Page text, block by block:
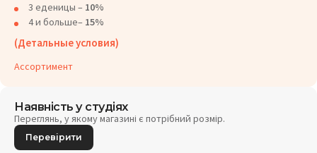
3 еденицы – 10%
4 и больше– 15%
(Детальные условия)
Ассортимент
Наявність у студіях
Переглянь, у якому магазині є потрібний розмір.
Перевірити